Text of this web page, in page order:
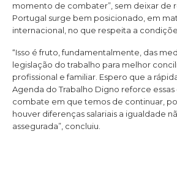
momento de combater”, sem deixar de
Portugal surge bem posicionado, em
internacional, no que respeita a
“Isso é fruto, fundamentalmente, das
legislação do trabalho para melhor
profissional e familiar. Espero que a
Agenda do Trabalho Digno reforce
combate em que temos de continuar,
houver diferenças salariais a igualdade
assegurada”, concluiu.